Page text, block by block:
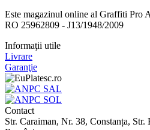
Este magazinul online al Graffiti Pro
RO 25962809 - J13/1948/2009
Informaţii utile
Livrare
Garanţie
Contact
Str. Caraiman, Nr. 38, Constanța,